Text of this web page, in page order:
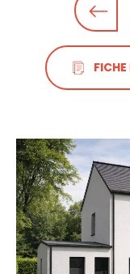
FICHE